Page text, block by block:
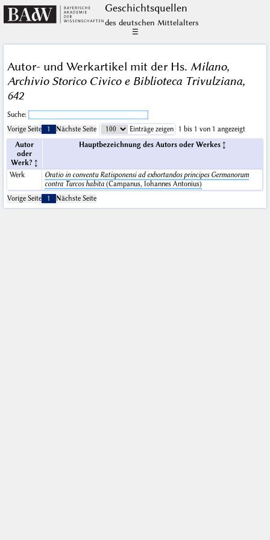
Geschichts­quellen
des deutschen Mittelalters
☰
Autor- und Werkartikel mit der Hs. Milano,
Archivio Storico Civico e Biblioteca Trivulziana,
642
Suche:
Vorige Seite
1 Nächste Seite Einträge zeigen
1 bis 1 von 1 angezeigt
Autor
oder
Werk?
Hauptbezeichnung des Autors oder Werkes
Werk
Oratio in conventu Ratisponensi ad exhortandos principes Germanorum
contra Turcos habita(Campanus, Iohannes Antonius)
Vorige Seite
1 Nächste Seite